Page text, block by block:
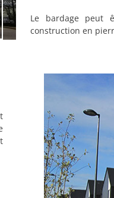
Le bardage peut
construction en